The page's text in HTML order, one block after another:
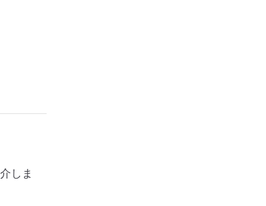
しま